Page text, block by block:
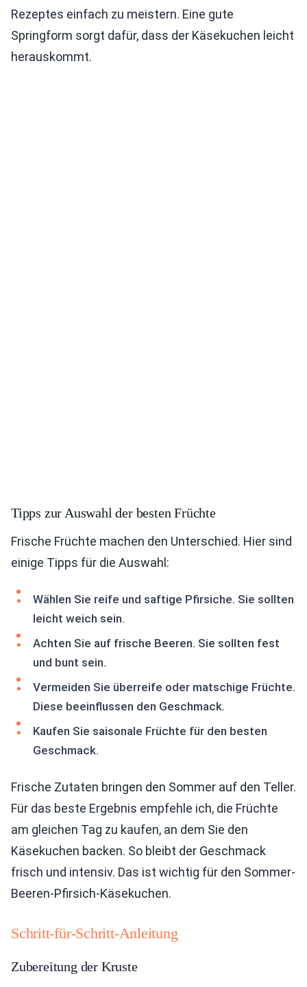
Rezeptes einfach zu meistern. Eine gute
Springform sorgt dafür, dass der Käsekuchen leicht
herauskommt.
Tipps zur Auswahl der besten Früchte
Frische Früchte machen den Unterschied. Hier sind
einige Tipps für die Auswahl:
Wählen Sie reife und saftige Pfirsiche. Sie sollten
leicht weich sein.
Achten Sie auf frische Beeren. Sie sollten fest
und bunt sein.
Vermeiden Sie überreife oder matschige Früchte.
Diese beeinflussen den Geschmack.
Kaufen Sie saisonale Früchte für den besten
Geschmack.
Frische Zutaten bringen den Sommer auf den Teller.
Für das beste Ergebnis empfehle ich, die Früchte
am gleichen Tag zu kaufen, an dem Sie den
Käsekuchen backen. So bleibt der Geschmack
frisch und intensiv. Das ist wichtig für den Sommer-
Beeren-Pfirsich-Käsekuchen.
Schritt-für-Schritt-Anleitung
Zubereitung der Kruste